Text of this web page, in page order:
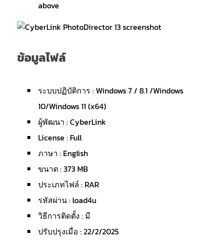
above
ข้อมูลไฟล์
ระบบปฏิบัติการ : Windows 7 / 8.1 /Windows
10/Windows 11 (x64)
ผู้พัฒนา : CyberLink
License : Full
ภาษา : English
ขนาด : 373 MB
ประเภทไฟล์ : RAR
รหัสผ่าน : load4u
วิธีการติดตั้ง : มี
ปรับปรุงเมื่อ : 22/2/2025